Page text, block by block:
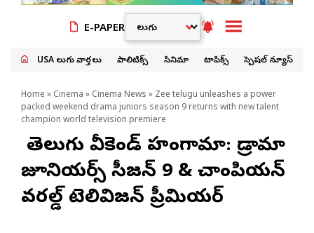
E-PAPER
USA తెలుగు వార్తలు పాలిటిక్స్ సినిమా టాపిక్స్ స్పెషల్ న్యూస్
Home » Cinema » Cinema News » Zee telugu unleashes a power
packed weekend drama juniors season 9 returns with new talent
champion world television premiere
జీ తెలుగు వీకెండ్‌ హంగామా: డ్రామా
జూనియర్స్ సీజన్ 9 & చాంపియన్
వరల్డ్ టెలివిజన్ ప్రీమియర్